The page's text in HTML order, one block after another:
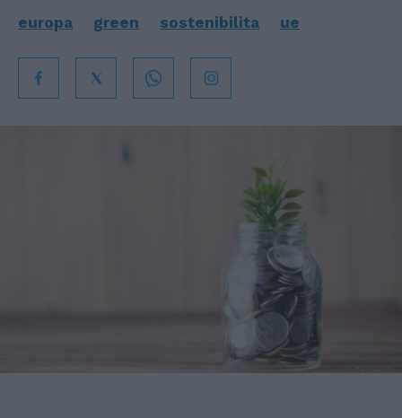
europa green sostenibilita ue